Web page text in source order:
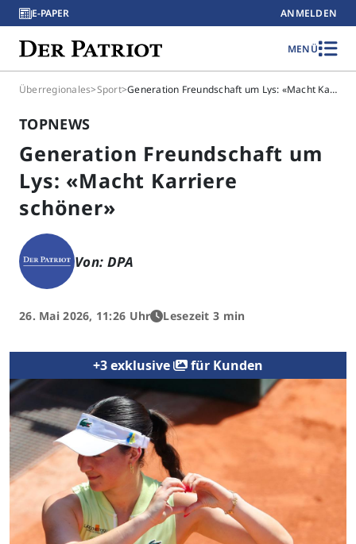
E-PAPER ANMELDEN
MENÜ
Überregionales>Sport> Generation Freundschaft um Lys: «Macht Karriere schöner»
TOPNEWS
Generation Freundschaft um
Lys: «Macht Karriere
schöner»
Von: DPA
26. Mai 2026, 11:26 Uhr Lesezeit 3 min
+3 exklusive für Kunden
Previous